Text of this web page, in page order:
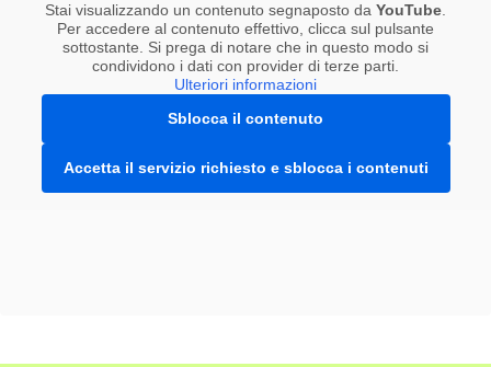
Stai visualizzando un contenuto segnaposto da YouTube.
Per accedere al contenuto effettivo, clicca sul pulsante
sottostante. Si prega di notare che in questo modo si
condividono i dati con provider di terze parti.
Ulteriori informazioni
Sblocca il contenuto
Accetta il servizio richiesto e sblocca i contenuti